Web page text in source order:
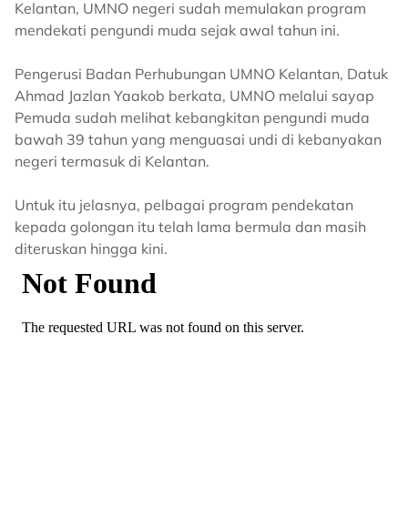
Kelantan, UMNO negeri sudah memulakan program
mendekati pengundi muda sejak awal tahun ini.
Pengerusi Badan Perhubungan UMNO Kelantan, Datuk
Ahmad Jazlan Yaakob berkata, UMNO melalui sayap
Pemuda sudah melihat kebangkitan pengundi muda
bawah 39 tahun yang menguasai undi di kebanyakan
negeri termasuk di Kelantan.
Untuk itu jelasnya, pelbagai program pendekatan
kepada golongan itu telah lama bermula dan masih
diteruskan hingga kini.